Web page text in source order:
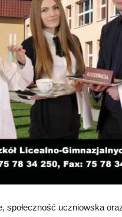
społeczność uczniowska